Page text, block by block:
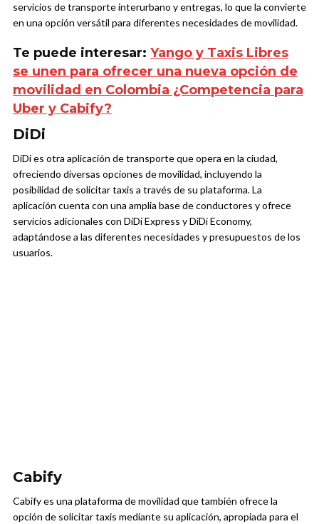
servicios de transporte interurbano y entregas, lo que la convierte
en una opción versátil para diferentes necesidades de movilidad.
Te puede interesar: Yango y Taxis Libres
se unen para ofrecer una nueva opción de
movilidad en Colombia ¿Competencia para
Uber y Cabify?
DiDi
DiDi es otra aplicación de transporte que opera en la ciudad,
ofreciendo diversas opciones de movilidad, incluyendo la
posibilidad de solicitar taxis a través de su plataforma. La
aplicación cuenta con una amplia base de conductores y ofrece
servicios adicionales con DiDi Express y DiDi Economy,
adaptándose a las diferentes necesidades y presupuestos de los
usuarios.
Cabify
Cabify es una plataforma de movilidad que también ofrece la
opción de solicitar taxis mediante su aplicación, apropiada para el